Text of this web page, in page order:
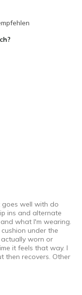
goes well with do
ins and alternate
what I'm wearing.
under the
worn or
it feels that way. I
then recovers. Other